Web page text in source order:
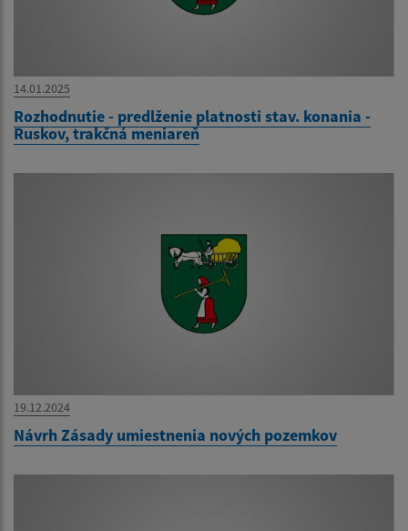
14.01.2025
Rozhodnutie - predlženie platnosti stav. konania -
Ruskov, trakčná meniareň
19.12.2024
Návrh Zásady umiestnenia nových pozemkov